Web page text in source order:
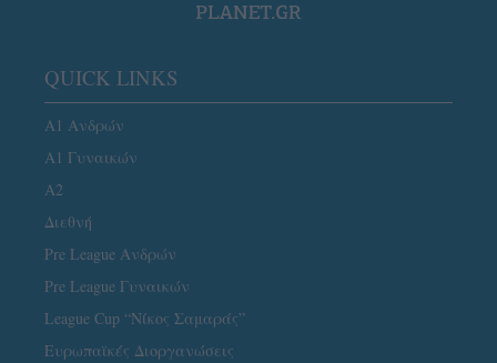
QUICK LINKS
Α1 Ανδρών
Α1 Γυναικών
A2
Διεθνή
Pre League Ανδρών
Pre League Γυναικών
League Cup “Νίκος Σαμαράς”
Ευρωπαϊκές Διοργανώσεις